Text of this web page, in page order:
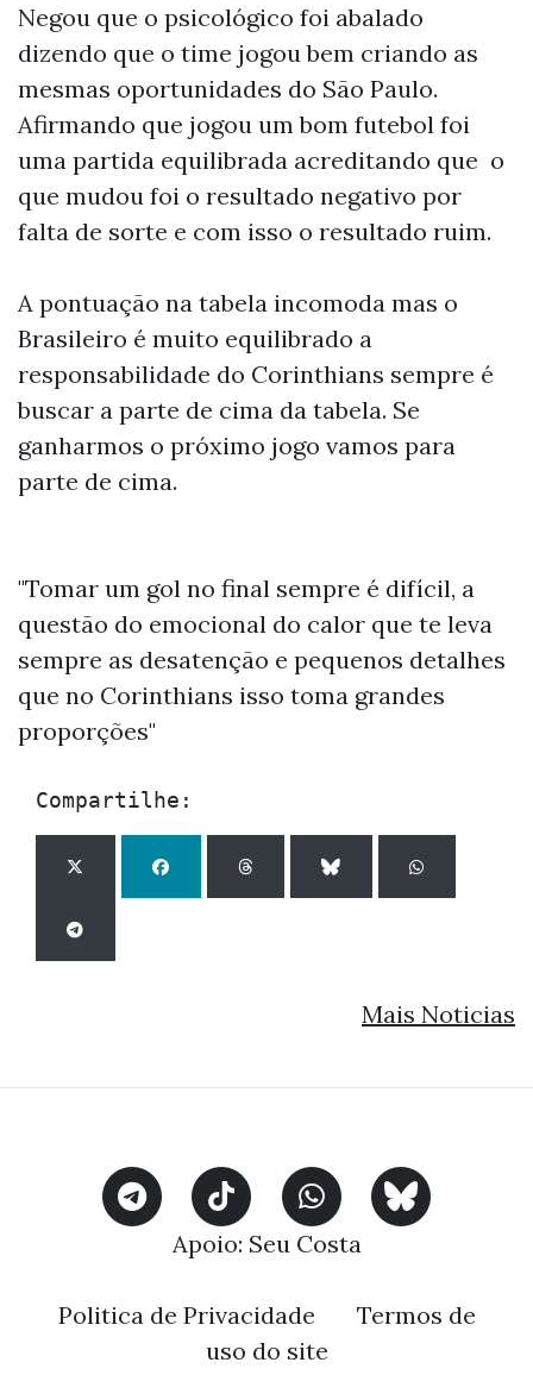
Negou que o psicológico foi abalado
dizendo que o time jogou bem criando as
mesmas oportunidades do São Paulo.
Afirmando que jogou um bom futebol foi
uma partida equilibrada acreditando que o
que mudou foi o resultado negativo por
falta de sorte e com isso o resultado ruim.
A pontuação na tabela incomoda mas o
Brasileiro é muito equilibrado a
responsabilidade do Corinthians sempre é
buscar a parte de cima da tabela. Se
ganharmos o próximo jogo vamos para
parte de cima.
"Tomar um gol no final sempre é difícil, a
questão do emocional do calor que te leva
sempre as desatenção e pequenos detalhes
que no Corinthians isso toma grandes
proporções"
Compartilhe:
Mais Noticias
Apoio: Seu Costa
Politica de Privacidade
Termos de
uso do site